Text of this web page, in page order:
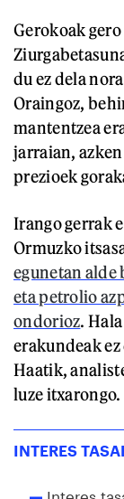
Gerokoak
du ez dela
Oraingoz,
mantentzea
jarraian,
prezioek
Irango gerrak
Ormuzko
egunetan alde
eta petrolio
ondorioz.
erakundeak
Haatik,
luze itxarongo.